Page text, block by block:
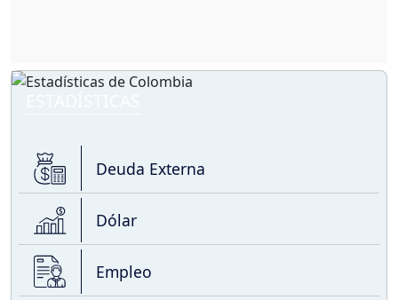
Deuda Externa
Dólar
Empleo